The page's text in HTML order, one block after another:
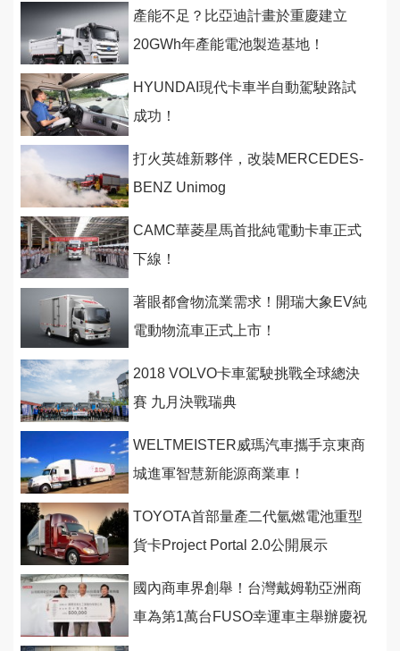
產能不足？比亞迪計畫於重慶建立
20GWh年產能電池製造基地！
HYUNDAI現代卡車半自動駕駛路試
成功！
打火英雄新夥伴，改裝MERCEDES-
BENZ Unimog
CAMC華菱星馬首批純電動卡車正式
下線！
著眼都會物流業需求！開瑞大象EV純
電動物流車正式上市！
2018 VOLVO卡車駕駛挑戰全球總決
賽 九月決戰瑞典
WELTMEISTER威瑪汽車攜手京東商
城進軍智慧新能源商業車！
TOYOTA首部量產二代氫燃電池重型
貨卡Project Portal 2.0公開展示
國內商車界創舉！台灣戴姆勒亞洲商
車為第1萬台FUSO幸運車主舉辦慶祝